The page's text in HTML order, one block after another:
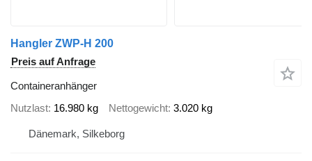
Hangler ZWP-H 200
Preis auf Anfrage
Containeranhänger
Nutzlast 16.980 kg Nettogewicht 3.020 kg
Dänemark, Silkeborg